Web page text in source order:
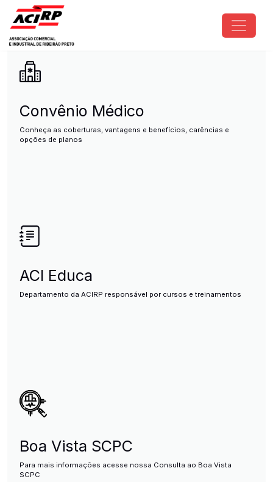
Pular para o conteúdo principal
ACIRP - Associação Comercial
Convênio Médico
Conheça as coberturas, vantagens e benefícios, carências e
opções de planos
ACI Educa
Departamento da ACIRP responsável por cursos e treinamentos
Boa Vista SCPC
Para mais informações acesse nossa Consulta ao Boa Vista
SCPC